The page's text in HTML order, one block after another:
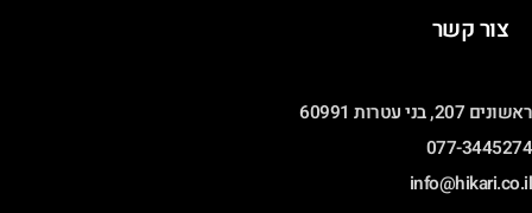
צור קשר
ראשונים 207, בני עטרות 60991
077-3445274
info@hikari.co.il